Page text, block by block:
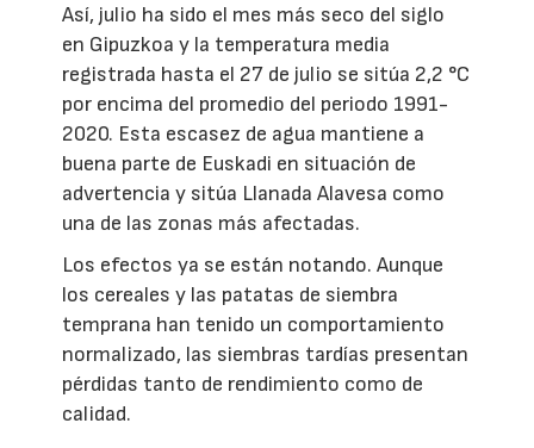
Así, julio ha sido el mes más seco del siglo
en Gipuzkoa y la temperatura media
registrada hasta el 27 de julio se sitúa 2,2 °C
por encima del promedio del periodo 1991-
2020. Esta escasez de agua mantiene a
buena parte de Euskadi en situación de
advertencia y sitúa Llanada Alavesa como
una de las zonas más afectadas.
Los efectos ya se están notando. Aunque
los cereales y las patatas de siembra
temprana han tenido un comportamiento
normalizado, las siembras tardías presentan
pérdidas tanto de rendimiento como de
calidad.